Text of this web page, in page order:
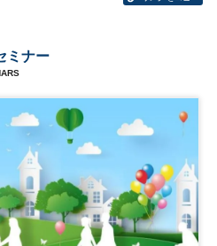
ミナー